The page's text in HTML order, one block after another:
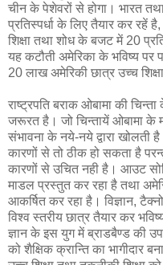
चीन के पेशेवरों से होगा। भारत
प्रतिस्‍पर्धा के लिए तैयार कर
शिक्षा तथा शोध के बजट में 20
यह कटौती अमेरिका के भविष्‍य
20 लाख अमेरिकी छात्र उच्‍च
राष्‍ट्रपति बराक ओबामा की
जरूरत है। जो चिन्‍तायें ओबामा के
संभावना के नये-नये द्वारा खोलती
कारणों से तो ठीक हो सकता है
कारणों से उचित नही है। आउट
माडल प्रस्‍तुत कर रहा है तथा
आकर्षित कर रहा है। विज्ञान,
विश्‍व स्‍तरीय छात्र तैयार कर
ज्ञान के इस युग में ब्राडबैण्‍ड की
को शैक्षिक क्रान्‍ति का भागीदार